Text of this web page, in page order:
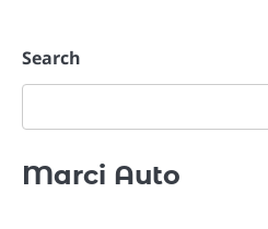
Search
Marci Auto